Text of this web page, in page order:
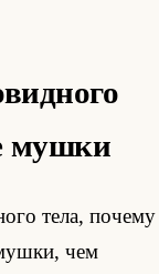
мушки
тела, почему
чем